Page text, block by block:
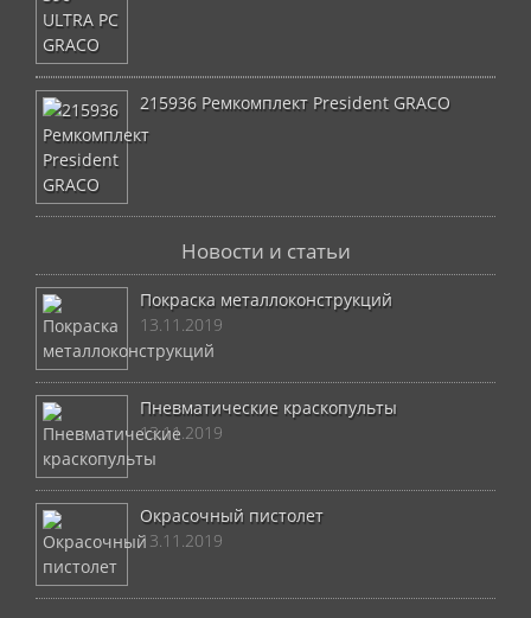
215936 Ремкомплект President GRACO
Новости и статьи
Покраска металлоконструкций
13.11.2019
Пневматические краскопульты
13.11.2019
Окрасочный пистолет
13.11.2019